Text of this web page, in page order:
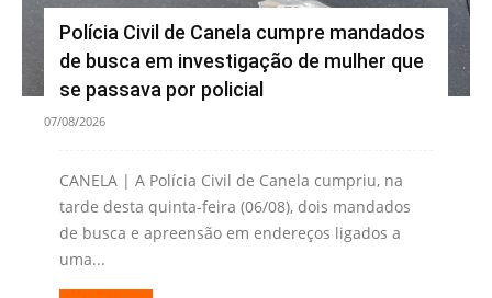
Polícia Civil de Canela cumpre mandados
de busca em investigação de mulher que
se passava por policial
07/08/2026
CANELA | A Polícia Civil de Canela cumpriu, na
tarde desta quinta-feira (06/08), dois mandados
de busca e apreensão em endereços ligados a
uma...